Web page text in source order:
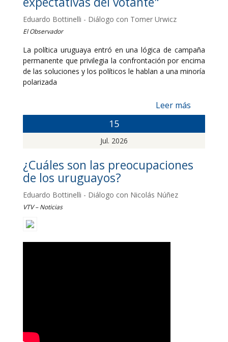
Eduardo Bottinelli - Diálogo con Tomer Urwicz
El Observador
La política uruguaya entró en una lógica de campaña
permanente que privilegia la confrontación por encima
de las soluciones y los políticos le hablan a una minoría
polarizada
Leer más
15
Jul. 2026
¿Cuáles son las preocupaciones
de los uruguayos?
Eduardo Bottinelli - Diálogo con Nicolás Núñez
VTV – Noticias